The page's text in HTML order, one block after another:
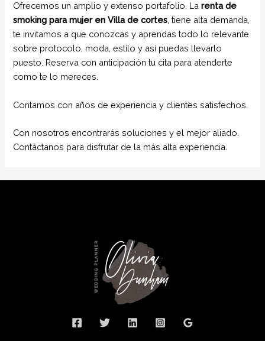
Ofrecemos un amplio y extenso portafolio. Larenta de
smoking para mujer en Villa de cortes , tiene alta demanda,
te invitamos a que conozcas y aprendas todo lo relevante
sobre protocolo, moda, estilo y así puedas llevarlo
puesto. Reserva con anticipación tu cita para atenderte
como te lo mereces.
Contamos con años de experiencia y clientes satisfechos.
Con nosotros encontrarás soluciones y el mejor aliado.
Contáctanos para disfrutar de la más alta experiencia.